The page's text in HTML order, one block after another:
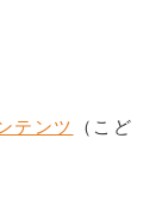
テンツ
（こど